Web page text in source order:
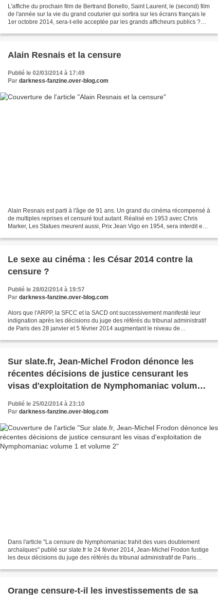
L'affiche du prochain film de Bertrand Bonello, Saint Laurent, le (second) film
de l'année sur la vie du grand couturier qui sortira sur les écrans français le
1er octobre 2014, sera-t-elle acceptée par les grands afficheurs publics ?
Alain Resnais et la censure
Publié le 02/03/2014 à 17:49
Par darkness-fanzine.over-blog.com
Alain Resnais est parti à l'âge de 91 ans. Un grand du cinéma récompensé à
de multiples reprises et censuré tout autant. Réalisé en 1953 avec Chris
Marker, Les Statues meurent aussi, Prix Jean Vigo en 1954, sera interdit en
Le sexe au cinéma : les César 2014 contre la
censure ?
Publié le 28/02/2014 à 19:57
Par darkness-fanzine.over-blog.com
Alors que l'ARPP, la SFCC et la SACD ont successivement manifesté leur
indignation après les décisions du juge des référés du tribunal administratif
de Paris des 28 janvier et 5 février 2014 augmentant le niveau de
Sur slate.fr, Jean-Michel Frodon dénonce les
récentes décisions de justice censurant les
visas d'exploitation de Nymphomaniac volume 1
et volume 2
Publié le 25/02/2014 à 23:10
Par darkness-fanzine.over-blog.com
Dans l'article "La censure de Nymphomaniac trahit des vues doublement
archaïques" publié sur slate.fr le 24 février 2014, Jean-Michel Frodon fustige
les deux décisions du juge des référés du tribunal administratif de Paris
Orange censure-t-il les investissements de sa